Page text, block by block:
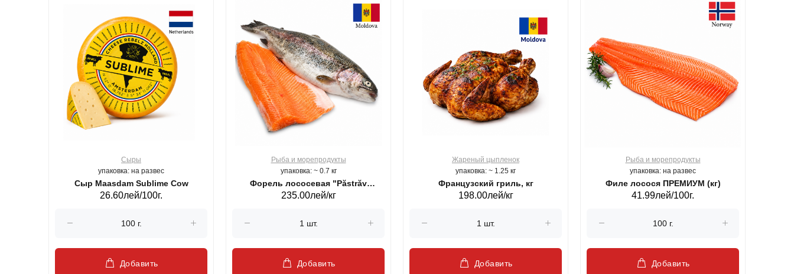
Сыры
упаковка: на развес
Сыр Maasdam Sublime Cow
26.60лей/100г.
Добавить
Рыба и морепродукты
упаковка: ~ 0.7 кг
Форель лососевая "Păstrăv
Moldovenesc"
235.00лей/кг
Добавить
Жареный цыпленок
упаковка: ~ 1.25 кг
Французский гриль, кг
198.00лей/кг
Добавить
Рыба и морепродукты
упаковка: на развес
Филе лосося ПРЕМИУМ (кг)
41.99лей/100г.
Добавить